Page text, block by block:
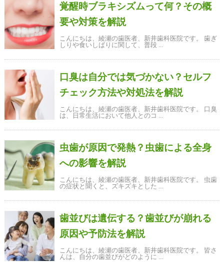
覚醒時ブラキシズムって何？その概
要や対策を解説
こんにちは、綾瀬の歯医者、新井歯科医院です。 歯ぎ
しりや食いしばりに関して、普段 ...
口臭は自分では気づかない？セルフ
チェック方法や対処法を解説
こんにちは、綾瀬の歯医者、新井歯科医院です。 口臭
は、日常生活において他人とのコ ...
虫歯が原因で発熱？虫歯による全身
への影響を解説
こんにちは、綾瀬の歯医者、新井歯科医院です。 虫歯
の症状と聞くと、ズキズキとした ...
歯並びは遺伝する？歯並びが崩れる
原因や予防法を解説
こんにちは、綾瀬の歯医者、新井歯科医院です。 皆さ
んは、自分の歯並びがどのように ...